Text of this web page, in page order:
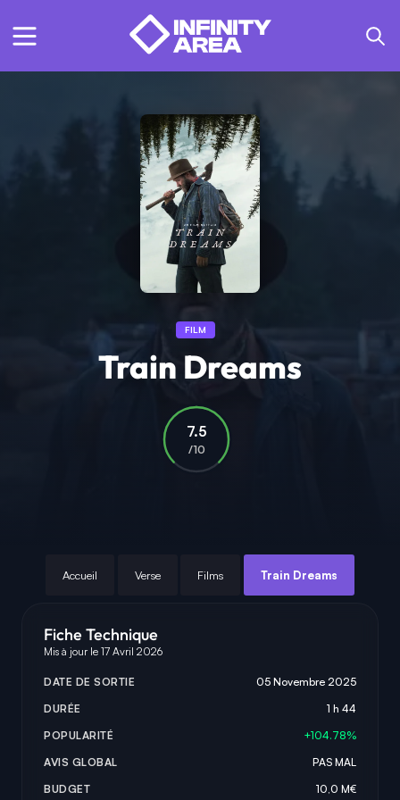
FILM
Train Dreams
7.5
/10
Accueil Verse Films Train Dreams
Fiche Technique
Mis à jour le 17 Avril 2026
DATE DE SORTIE
05 Novembre 2025
DURÉE
1 h 44
POPULARITÉ
+104.78%
AVIS GLOBAL
PAS MAL
BUDGET
10,0 M€